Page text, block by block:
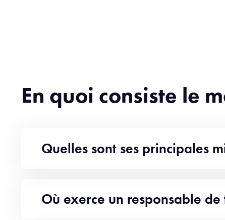
En quoi consiste le
Quelles sont ses principales
Où exerce un responsable de